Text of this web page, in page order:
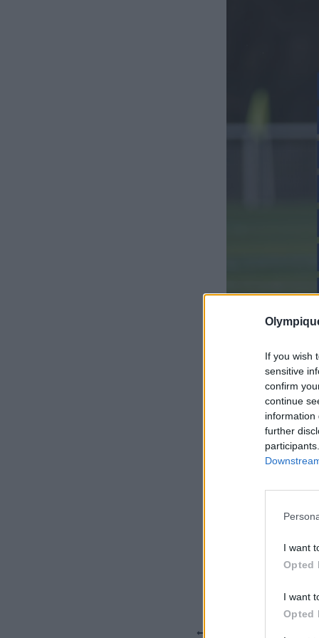
If you wish
sensitive
confirm
continue
information
further
I want
Opted
I want
Opted